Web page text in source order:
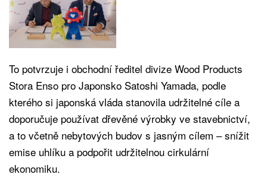
To potvrzuje i obchodní ředitel divize Wood Products
Stora Enso pro Japonsko Satoshi Yamada, podle
kterého si japonská vláda stanovila udržitelné cíle a
doporučuje používat dřevěné výrobky ve stavebnictví,
a to včetně nebytových budov s jasným cílem – snížit
emise uhlíku a podpořit udržitelnou cirkulární
ekonomiku.